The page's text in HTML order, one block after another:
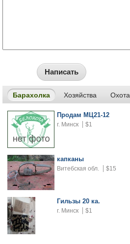
Написать
Барахолка Хозяйства Охота
Продам МЦ21-12
г. Минск $1
капканы
Витебская обл. $15
Гильзы 20 ка.
г. Минск $1